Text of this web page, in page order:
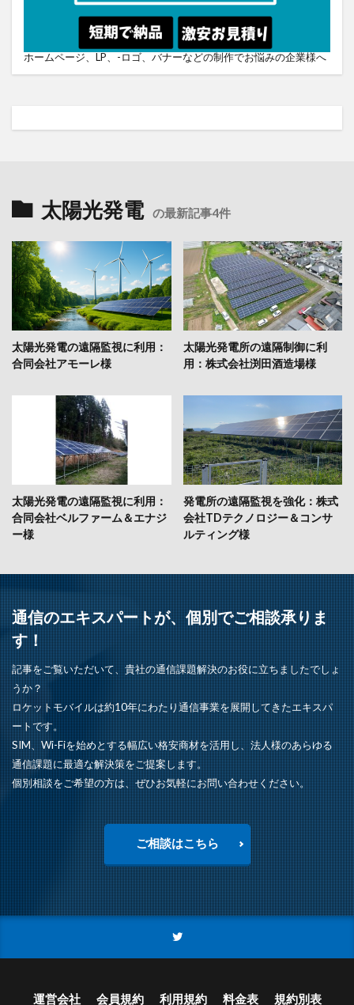
ホームページ、LP、-ロゴ、バナーなどの制作でお悩みの企業様へ
太陽光発電 の最新記事4件
太陽光発電の遠隔監視に利用：
合同会社アモーレ様
太陽光発電所の遠隔制御に利
用：株式会社渕田酒造場様
太陽光発電の遠隔監視に利用：
合同会社ベルファーム＆エナジ
ー様
発電所の遠隔監視を強化：株式
会社TDテクノロジー＆コンサ
ルティング様
通信のエキスパートが、個別でご相談承りま
す！
記事をご覧いただいて、貴社の通信課題解決のお役に立ちましたでしょ
うか？
ロケットモバイルは約10年にわたり通信事業を展開してきたエキスパ
ートです。
SIM、Wi-Fiを始めとする幅広い格安商材を活用し、法人様のあらゆる
通信課題に最適な解決策をご提案します。
個別相談をご希望の方は、ぜひお気軽にお問い合わせください。
ご相談はこちら
運営会社 会員規約 利用規約 料金表 規約別表